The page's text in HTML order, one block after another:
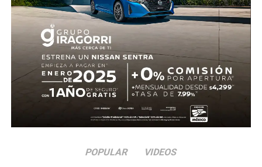
POPULAR VIDEOS